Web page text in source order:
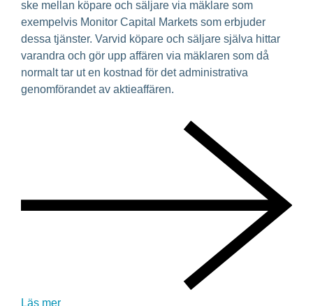
ske mellan köpare och säljare via mäklare som
exempelvis Monitor Capital Markets som erbjuder
dessa tjänster. Varvid köpare och säljare själva hittar
varandra och gör upp affären via mäklaren som då
normalt tar ut en kostnad för det administrativa
genomförandet av aktieaffären.
Läs mer